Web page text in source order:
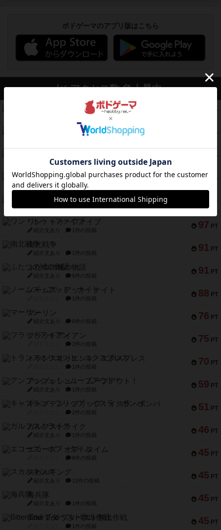
ボドゲーマのアプリ版はこちら
アクセス数 急上昇中
PT
無限まちがいさがし
PT
リワイルド：サウスアメリカ
PT
紹介文あり 1件の投稿
133 PT
宵と暁の呪文書
紹介文あり 8件の投稿
PT
セミファイナル ～お前はまだ生きている～
紹介文あり 1件の投稿
97 PT
ワン・トゥ・ファイブ
紹介文あり 1件の投稿
91 PT
南北戦争
紹介文あり 1件の投稿
91 PT
ふたつの城の物語
紹介文あり 6件の投稿
88 PT
ノームズ・アット・ナイト
1件の投稿
76 PT
マーリン
紹介文あり 6件の投稿
75 PT
フラットアイアン
2件の投稿
70 PT
トランスオリエント・エクスプレス
1件の投稿
59 PT
アンブッシュ！：ムーブアウト！
紹介文あり 1件の投稿
51 PT
キャプテン・フリップ：イスラ・ボンバ
2件の投稿
46 PT
ガルフストライク
紹介文あり 1件の投稿
45 PT
エコーズ・オブ・タイム
8件の投稿
45 PT
スカルキング
紹介文あり 12件の投稿
45 PT
海兵隊
紹介文あり 1件の投稿
45 PT
Bitter End ブタペスト救出作戦
1件の投稿